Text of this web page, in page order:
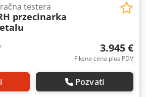
testera
przecinarka
3.945 €
Fiksna cena plus PDV
Pozvati